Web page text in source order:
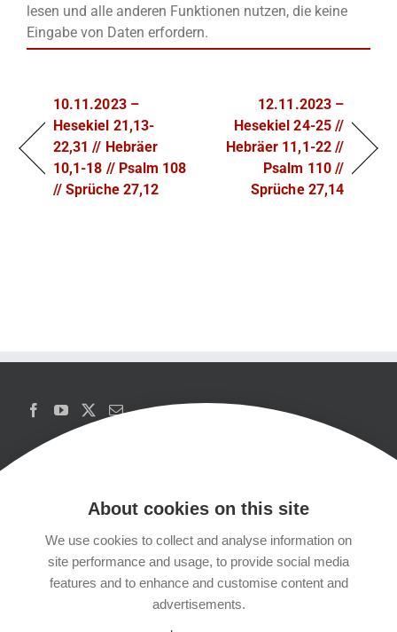
lesen und alle anderen Funktionen nutzen, die keine
Eingabe von Daten erfordern.
10.11.2023 –
Hesekiel 21,13-
22,31 // Hebräer
10,1-18 // Psalm 108
// Sprüche 27,12
12.11.2023 –
Hesekiel 24-25 //
Hebräer 11,1-22 //
Psalm 110 //
Sprüche 27,14
Copyrights
Datenschutzerklärung
About cookies on this site
We use cookies to collect and analyse information on
site performance and usage, to provide social media
features and to enhance and customise content and
advertisements.